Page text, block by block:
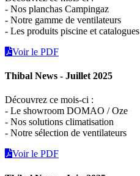
- Nos planchas Campingaz
- Notre gamme de ventilateurs
- Les produits piscine et catalogues
Voir le PDF
Thibal News - Juillet 2025
Découvrez ce mois-ci :
- Le showroom DOMAO / Oze
- Nos solutions climatisation
- Notre sélection de ventilateurs
Voir le PDF